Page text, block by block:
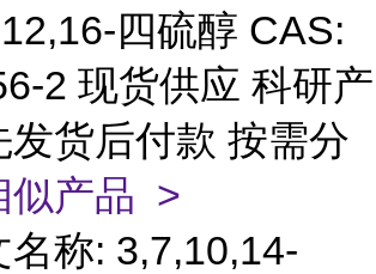
四硫醇 CAS:
2 现货供应 科研产
发货后付款 按需分
似产品 >
名称: 3,7,10,14-